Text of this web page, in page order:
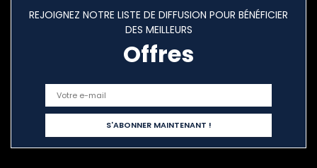
REJOIGNEZ NOTRE LISTE DE DIFFUSION POUR BÉNÉFICIER
DES MEILLEURS
Offres